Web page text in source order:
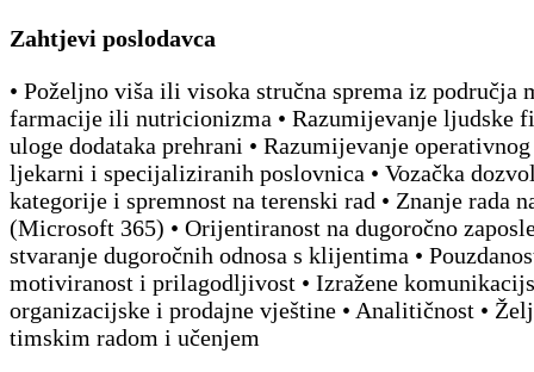
Zahtjevi poslodavca
• Poželjno viša ili visoka stručna sprema iz područja
farmacije ili nutricionizma • Razumijevanje ljudske
uloge dodataka prehrani • Razumijevanje
ljekarni i specijaliziranih poslovnica • Vozačka
kategorije i spremnost na terenski rad • Znanje rada
(Microsoft 365) • Orijentiranost na dugoročno
stvaranje dugoročnih odnosa s klijentima •
motiviranost i prilagodljivost • Izražene
organizacijske i prodajne vještine • Analitičnost •
timskim radom i učenjem